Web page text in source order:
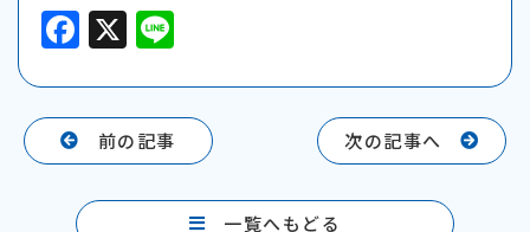
F
a
c
e
b
o
X
e
前の記事
一覧へもどる
次の記事へ